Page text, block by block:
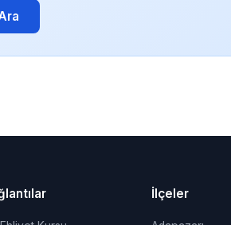
İlçeler